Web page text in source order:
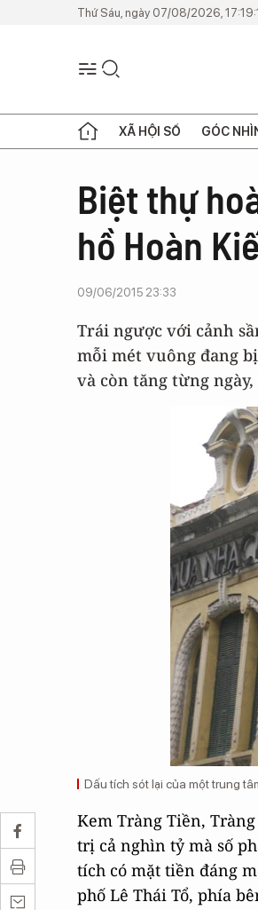
Thứ Sáu, ngày 07/08/2026,
XÃ HỘI SỐ GÓC
Biệt thự
hồ Hoàn
09/06/2015 23:33
Trái ngược với cảnh
mỗi mét vuông đang
và còn tăng từng
Dấu tích sót lại của một trung
Kem Tràng Tiền,
trị cả nghìn tỷ mà số
tích có mặt tiền đáng
phố Lê Thái Tổ, phía